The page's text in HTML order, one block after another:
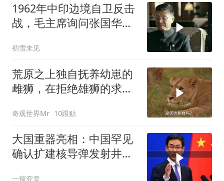
1962年中印边境自卫反击
战，毛主席询问张国华能
初雪未见
荒原之上独自抚养幼崽的
雌狮，在拒绝雄狮的求偶
奇观世界Mr 10跟贴
大国重器亮相：中国罕见
确认扩建核导弹发射井铸
一窥究竟